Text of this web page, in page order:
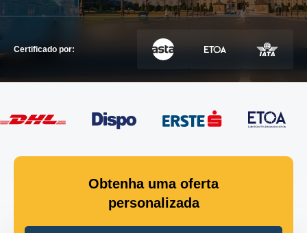
Certificado por:
Obtenha uma oferta
personalizada